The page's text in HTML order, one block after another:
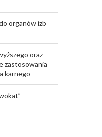
organów izb
oraz
zastosowania
karnego